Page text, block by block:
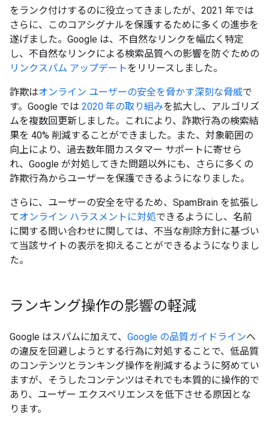
をランク付けするのに役立ってきましたが、2021 年では
さらに、このコアシグナルを保護するために多くの進歩を
遂げました。Google は、不自然なリンクを幅広く特定
し、不自然なリンクによる検索品質への影響を防ぐための
リンクスパム アップデートをリリースしました。
詐欺はオンライン ユーザーの安全を脅かす深刻な脅威で
す。Google では 2020 年の取り組みを拡大し、アルゴリズ
ムを複数回更新しました。これにより、詐欺行為の検索結
果を 40% 削減することができました。また、対象範囲の
向上により、過去数年間カスタマー サポートに寄せら
れ、Google が対処してきた問題以外にも、さらに多くの
詐欺行為からユーザーを保護できるようになりました。
さらに、ユーザーの安全を守るため、SpamBrain を拡張し
てオンライン ハラスメントに対処できるようにし、名前
に関する問い合わせに関しては、不当な削除方針に基づい
て当該サイトの表示を抑えることができるようになりまし
た。
ランキング操作の影響の軽減
Google はスパムに加えて、 Google の品質ガイドラインへ
の違反を回避しようとする行為に対処することで、低品質
のコンテンツとランキング操作を削減するように努めてい
ますが、そうしたコンテンツはそれでも本質的に操作的で
あり、ユーザー エクスペリエンスを低下させる原因とな
ります。